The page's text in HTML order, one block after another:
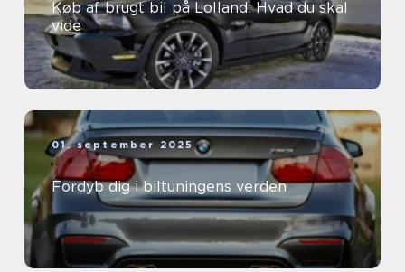
Køb af brugt bil på Lolland: Hvad du skal
vide
01. september 2025
Fordyb dig i biltuningens verden